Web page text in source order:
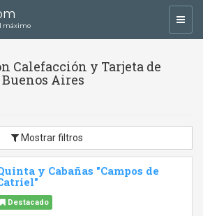
máximo
Calefacción y Tarjeta de
Aires
Mostrar filtros
y Cabañas "Campos de
Destacado